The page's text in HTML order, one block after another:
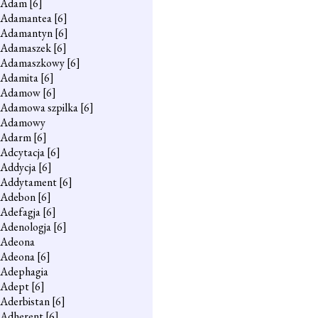
Adam [6]
Adamantea[6]
Adamantyn[6]
Adamaszek[6]
Adamaszkowy[6]
Adamita[6]
Adamow[6]
Adamowa szpilka[6]
Adamowy
Adarm[6]
Adcytacja[6]
Addycja[6]
Addytament[6]
Adebon[6]
Adefagja[6]
Adenologja[6]
Adeona
Adeona[6]
Adephagia
Adept[6]
Aderbistan[6]